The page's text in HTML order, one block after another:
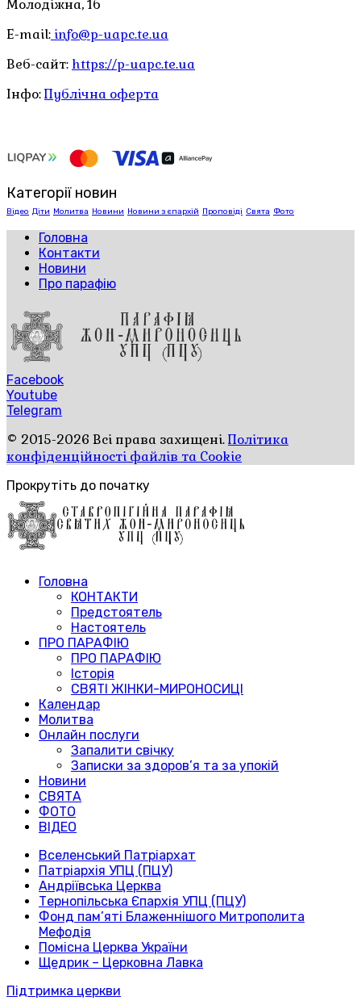
Молодіжна, 1б
E-mail: info@p-uapc.te.ua
Веб-сайт: https://p-uapc.te.ua
Інфо:Публічна оферта
Категорії новин
Відео Діти Молитва Новини Новини з єпархій Проповіді Свята Фото
Головна
Контакти
Новини
Про парафію
Facebook
Youtube
Telegram
© 2015-2026 Всі права захищені.Політика
конфіденційності файлів та Cookie
Прокрутіть до початку
Головна
КОНТАКТИ
Предстоятель
Настоятель
ПРО ПАРАФІЮ
ПРО ПАРАФІЮ
Історія
СВЯТІ ЖІНКИ-МИРОНОСИЦІ
Календар
Молитва
Онлайн послуги
Запалити свічку
Записки за здоров’я та за упокій
Новини
СВЯТА
ФОТО
ВІДЕО
Вселенський Патріархат
Патріархія УПЦ (ПЦУ)
Андріївська Церква
Тернопільська Єпархія УПЦ (ПЦУ)
Фонд пам’яті Блаженнішого Митрополита
Мефодія
Помісна Церква України
Щедрик – Церковна Лавка
Підтримка церкви